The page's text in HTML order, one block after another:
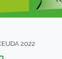
2022